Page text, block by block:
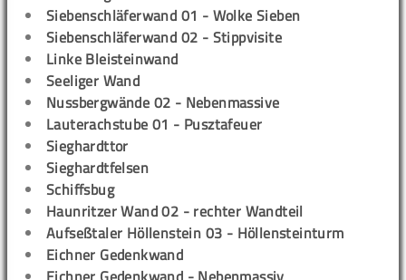
Siebenschläferwand 01 - Wolke Sieben
Siebenschläferwand 02 - Stippvisite
Linke Bleisteinwand
Seeliger Wand
Nussbergwände 02 - Nebenmassive
Lauterachstube 01 - Pusztafeuer
Sieghardttor
Sieghardtfelsen
Schiffsbug
Haunritzer Wand 02 - rechter Wandteil
Aufseßtaler Höllenstein 03 - Höllensteinturm
Eichner Gedenkwand